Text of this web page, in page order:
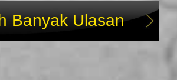
Banyak Ulasan